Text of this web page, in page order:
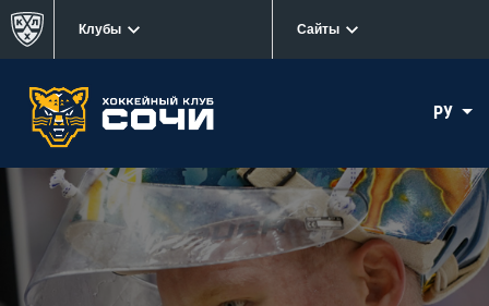
Клубы Сайты
РУ